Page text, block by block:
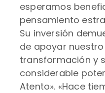
esperamos
pensamiento
Su inversión
de apoyar
transformación y
considerable
Atento». «Hace